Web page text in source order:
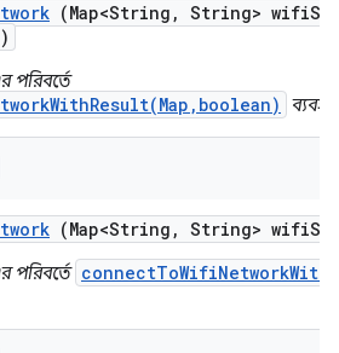
(Map<String , String> wifi
পরিবর্তে
(Map<String , String> wifi
পরিবর্তে